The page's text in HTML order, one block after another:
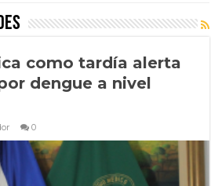
como tardía alerta
dengue a nivel
0